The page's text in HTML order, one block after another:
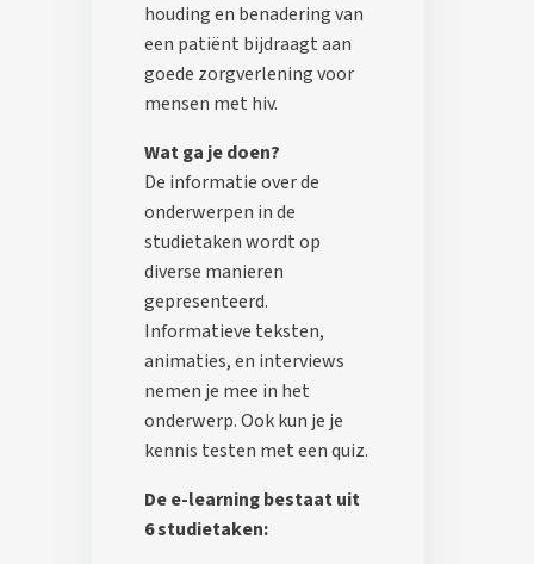
houding en benadering van
een patiënt bijdraagt aan
goede zorgverlening voor
mensen met hiv.
Wat ga je doen?
De informatie over de
onderwerpen in de
studietaken wordt op
diverse manieren
gepresenteerd.
Informatieve teksten,
animaties, en interviews
nemen je mee in het
onderwerp. Ook kun je je
kennis testen met een quiz.
De e-learning bestaat uit
6 studietaken: